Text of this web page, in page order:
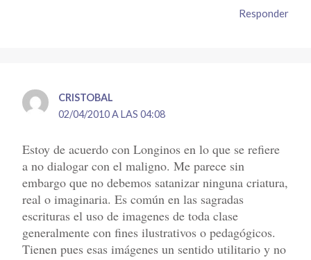
Responder
CRISTOBAL
02/04/2010 A LAS 04:08
Estoy de acuerdo con Longinos en lo que se refiere
a no dialogar con el maligno. Me parece sin
embargo que no debemos satanizar ninguna criatura,
real o imaginaria. Es común en las sagradas
escrituras el uso de imagenes de toda clase
generalmente con fines ilustrativos o pedagógicos.
Tienen pues esas imágenes un sentido utilitario y no